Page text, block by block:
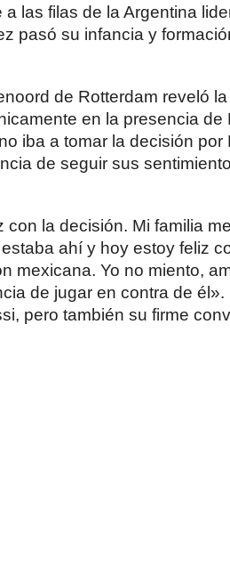
las filas de la Argentina
pasó su infancia y
de Rotterdam reveló
en la presencia de
iba a tomar la decisión por
de seguir sus
la decisión. Mi familia
ahí y hoy estoy feliz
mexicana. Yo no miento,
de jugar en contra de
pero también su firme